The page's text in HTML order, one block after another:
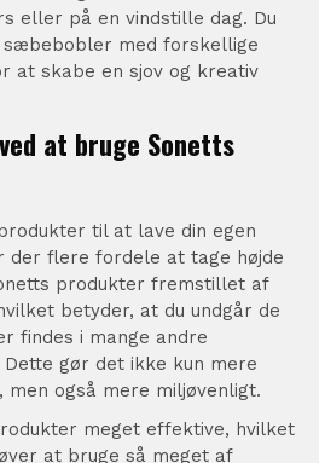
eller på en vindstille dag. Du
med forskellige
at skabe en sjov og kreativ
at bruge Sonetts
til at lave din egen
flere fordele at tage højde
produkter fremstillet af
betyder, at du undgår de
findes i mange andre
gør det ikke kun mere
også mere miljøvenligt.
meget effektive, hvilket
at bruge så meget af